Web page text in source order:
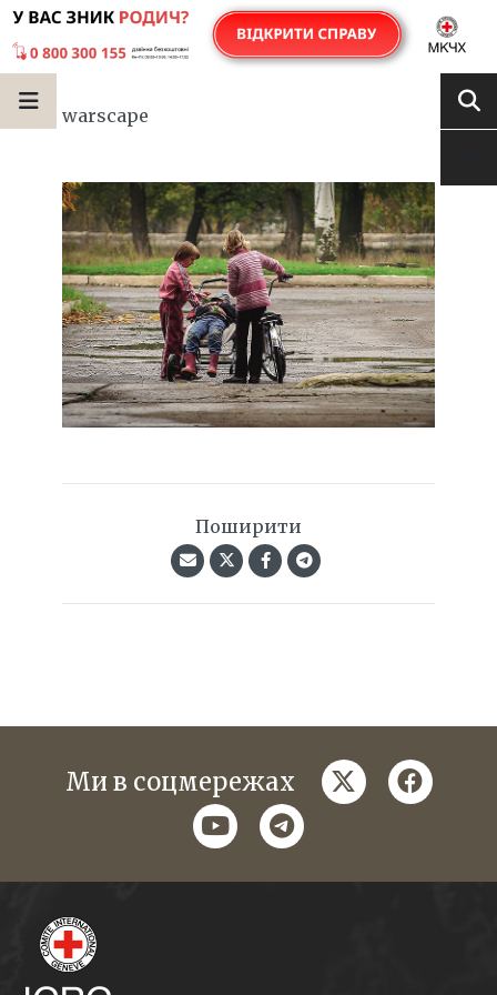
warscape
Поширити
Ми в соцмережах twitter
youtubetelegram